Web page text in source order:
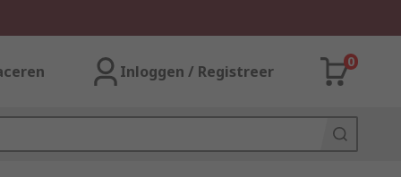
Inloggen / Registreer
0